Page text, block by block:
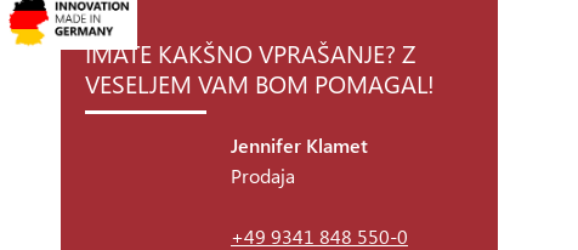
IMATE KAKŠNO VPRAŠANJE? Z
VESELJEM VAM BOM POMAGAL!
Jennifer Klamet
Prodaja
+49 9341 848 550-0